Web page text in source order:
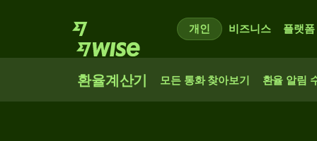
개인 비즈니스 플랫폼
환율계산기 모든 통화 찾아보기 환율 알림